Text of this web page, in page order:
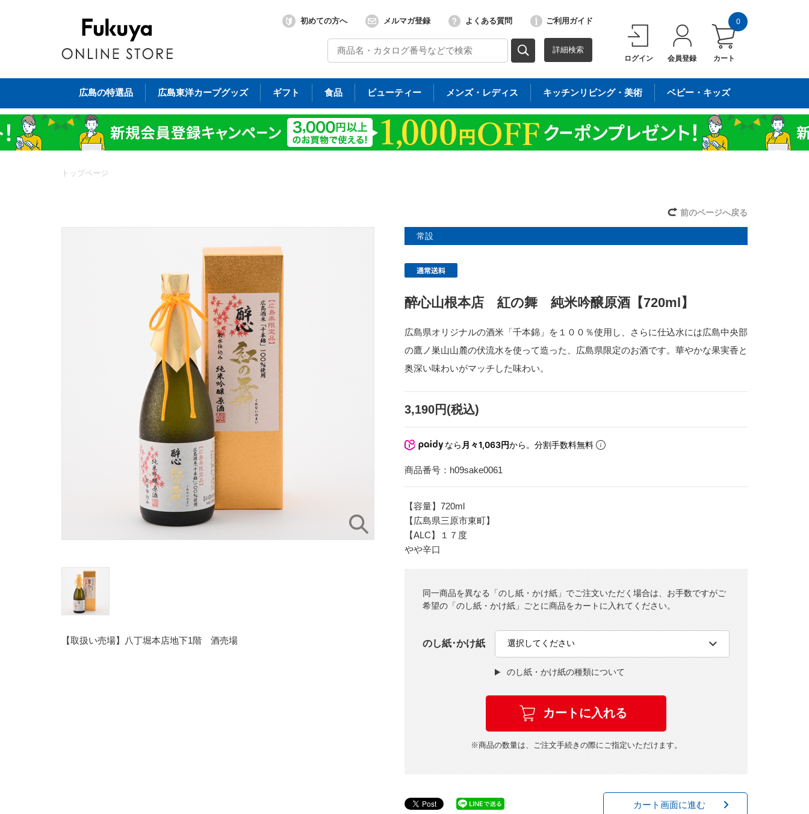
詳細検索
初めての方へ メルマガ登録 よくある質問 ご利用ガイド
ログイン 会員登録 カート
0
広島の特選品 広島東洋カープグッズ ギフト 食品 ビューティー メンズ・レディス キッチンリビング・美術 ベビー・キッズ
トップページ
前のページへ戻る
【取扱い売場】八丁堀本店地下1階 酒売場
常設
醉心山根本店 紅の舞 純米吟醸原酒【720ml】
広島県オリジナルの酒米「千本錦」を１００％使用し、さらに仕込水には広島中央部
の鷹ノ巣山山麓の伏流水を使って造った、広島県限定のお酒です。華やかな果実香と
奥深い味わいがマッチした味わい。
3,190円(税込)
なら 月々1,063円から。分割手数料無料
商品番号： h09sake0061
【容量】720ml
【広島県三原市東町】
【ALC】１７度
やや辛口
同一商品を異なる「のし紙・かけ紙」でご注文いただく場合は、お手数ですがご
希望の「のし紙・かけ紙」ごとに商品をカートに入れてください。
のし紙･かけ紙
のし紙・かけ紙の種類について
※商品の数量は、ご注文手続きの際にご指定いただけます。
カート画面に進む